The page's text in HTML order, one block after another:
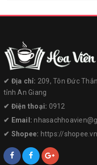
✔︎ Địa chỉ: 209, Tôn Đức
tỉnh An Giang
✔︎ Điện thoại: 0912
✔︎ Email:
✔︎ Shopee: https://